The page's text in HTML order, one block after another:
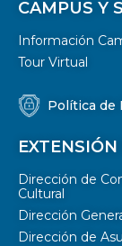
CAMPUS Y
Información
Tour Virtual
Política de
Dirección de
Cultural
Dirección
Dirección de